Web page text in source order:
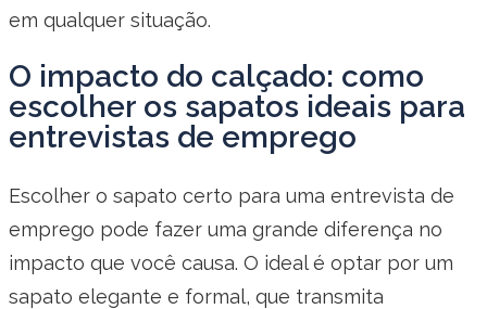
em qualquer situação.
O impacto do calçado: como
escolher os sapatos ideais para
entrevistas de emprego
Escolher o sapato certo para uma entrevista de
emprego pode fazer uma grande diferença no
impacto que você causa. O ideal é optar por um
sapato elegante e formal, que transmita